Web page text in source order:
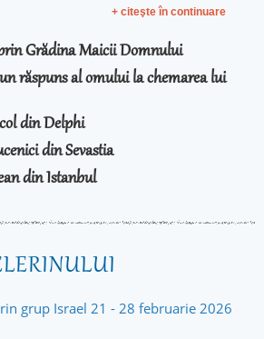
+ citeşte în continuare
Grădina Maicii Domnului
răspuns al omului la chemarea lui
din Delphi
din Sevastia
din Istanbul
grup Israel 21 - 28 februarie 2026